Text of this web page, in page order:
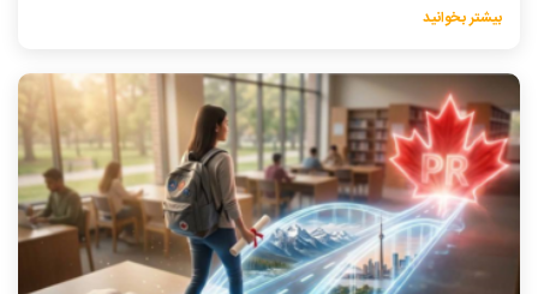
بیشتر بخوانید